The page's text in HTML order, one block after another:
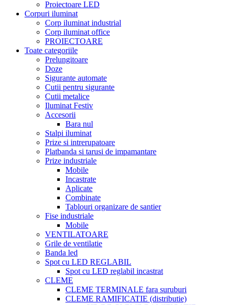
Proiectoare LED
Corpuri iluminat
Corp iluminat industrial
Corp iluminat office
PROIECTOARE
Toate categoriile
Prelungitoare
Doze
Sigurante automate
Cutii pentru sigurante
Cutii metalice
Iluminat Festiv
Accesorii
Bara nul
Stalpi iluminat
Prize si intrerupatoare
Platbanda si tarusi de impamantare
Prize industriale
Mobile
Incastrate
Aplicate
Combinate
Tablouri organizare de santier
Fise industriale
Mobile
VENTILATOARE
Grile de ventilatie
Banda led
Spot cu LED REGLABIL
Spot cu LED reglabil incastrat
CLEME
CLEME TERMINALE fara suruburi
CLEME RAMIFICATIE (distributie)